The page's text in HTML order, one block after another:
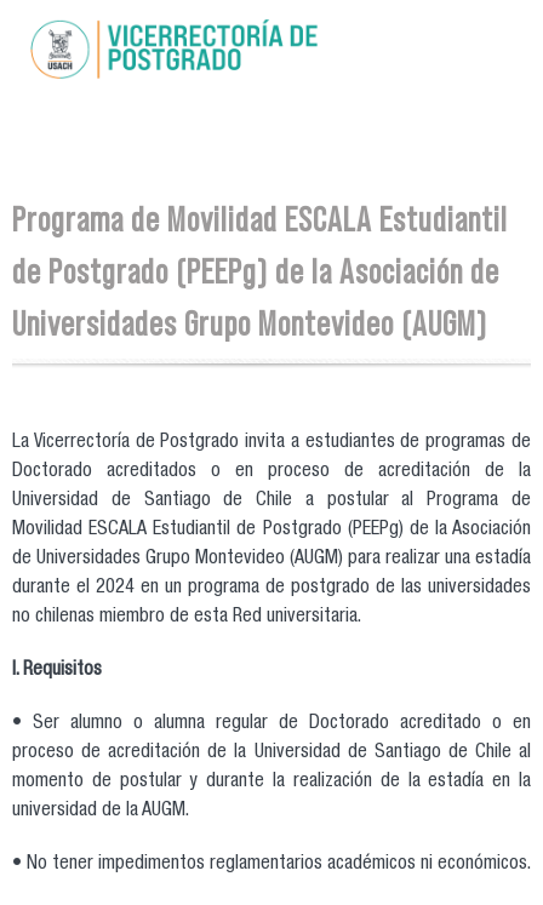
contenido
Se encuentra usted aquí
Programa de Movilidad ESCALA Estudiantil
de Postgrado (PEEPg) de la Asociación de
Universidades Grupo Montevideo (AUGM)
La Vicerrectoría de Postgrado invita a estudiantes de programas de
Doctorado acreditados o en proceso de acreditación de la
Universidad de Santiago de Chile a postular al Programa de
Movilidad ESCALA Estudiantil de Postgrado (PEEPg) de la Asociación
de Universidades Grupo Montevideo (AUGM) para realizar una estadía
durante el 2024 en un programa de postgrado de las universidades
no chilenas miembro de esta Red universitaria.
I. Requisitos
• Ser alumno o alumna regular de Doctorado acreditado o en
proceso de acreditación de la Universidad de Santiago de Chile al
momento de postular y durante la realización de la estadía en la
universidad de la AUGM.
• No tener impedimentos reglamentarios académicos ni económicos.